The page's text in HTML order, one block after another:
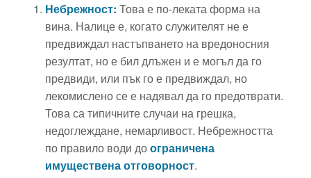
Небрежност: Това е по-леката форма на
вина. Налице е, когато служителят не е
предвиждал настъпването на вредоносния
резултат, но е бил длъжен и е могъл да го
предвиди, или пък го е предвиждал, но
лекомислено се е надявал да го предотврати.
Това са типичните случаи на грешка,
недоглеждане, немарливост. Небрежността
по правило води доограничена
имуществена отговорност.